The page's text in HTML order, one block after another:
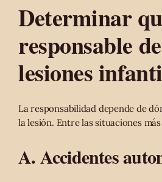
Determinar
responsable
lesiones
La responsabilidad depende de
la lesión. Entre las situaciones
A. Accidentes